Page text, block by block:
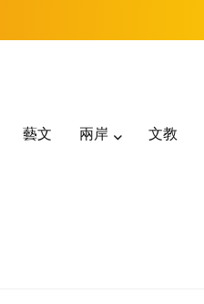
藝文 兩岸 文教